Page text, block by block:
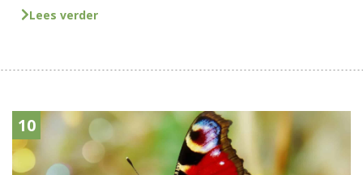
Lees verder
10